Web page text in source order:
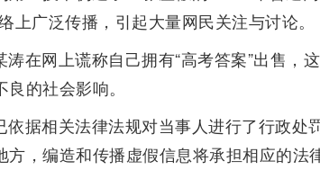
广泛传播，引起大量网民关注与讨论。
在网上谎称自己拥有“高考答案”出售，
的社会影响。
据相关法律法规对当事人进行了行政处
，编造和传播虚假信息将承担相应的法